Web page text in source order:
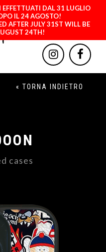
DAL 31 LUGLIO
IL 24 AGOSTO!
AFTER JULY 31ST WILL BE
24TH!
« TORNA INDIETRO
cases